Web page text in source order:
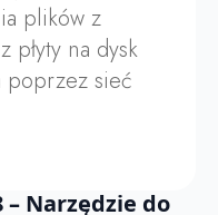
plików z
płyty na dysk
poprzez sieć
– Narzędzie do